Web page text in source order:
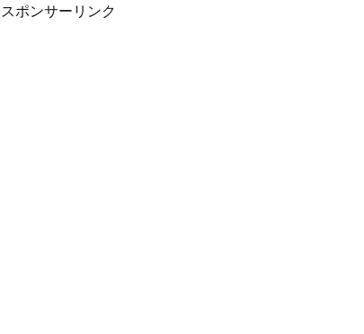
スポンサーリンク